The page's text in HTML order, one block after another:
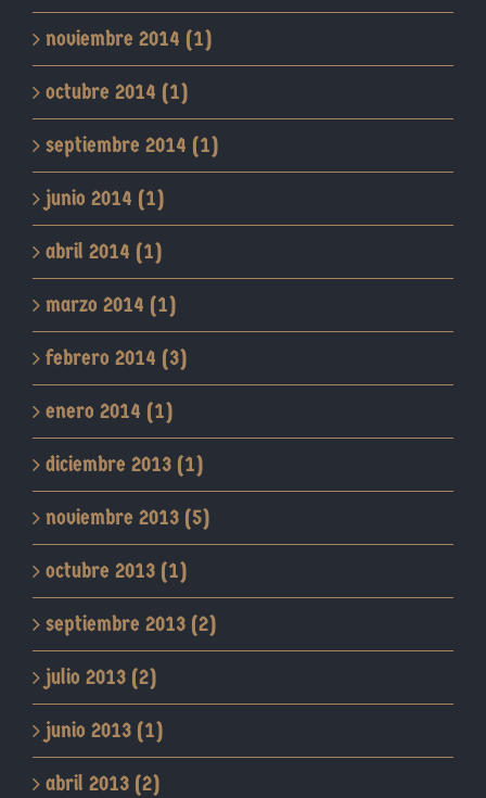
noviembre 2014 (1)
octubre 2014 (1)
septiembre 2014 (1)
junio 2014 (1)
abril 2014 (1)
marzo 2014 (1)
febrero 2014 (3)
enero 2014 (1)
diciembre 2013 (1)
noviembre 2013 (5)
octubre 2013 (1)
septiembre 2013 (2)
julio 2013 (2)
junio 2013 (1)
abril 2013 (2)